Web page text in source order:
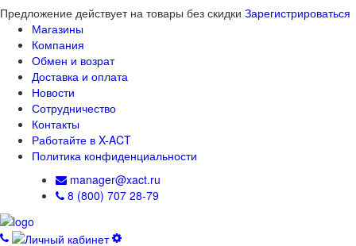
Предложение действует на товары без скидки Зарегистрироваться
Магазины
Компания
Обмен и возрат
Доставка и оплата
Новости
Сотрудничество
Контакты
Работайте в X-ACT
Политика конфиденциальности
manager@xact.ru
8 (800) 707 28-79